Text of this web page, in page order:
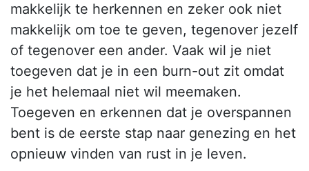
makkelijk te herkennen en zeker ook niet
makkelijk om toe te geven, tegenover jezelf
of tegenover een ander. Vaak wil je niet
toegeven dat je in een burn-out zit omdat
je het helemaal niet wil meemaken.
Toegeven en erkennen dat je overspannen
bent is de eerste stap naar genezing en het
opnieuw vinden van rust in je leven.